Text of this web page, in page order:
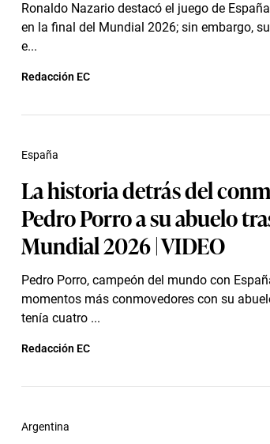
Ronaldo Nazario destacó el juego de
en la final del Mundial 2026; sin embargo,
e...
Redacción EC
La historia detrás del
Pedro Porro a su abuelo
Mundial 2026 | VIDEO
Pedro Porro, campeón del mundo con
momentos más conmovedores con su
tenía cuatro ...
España
Redacción EC
Argentina